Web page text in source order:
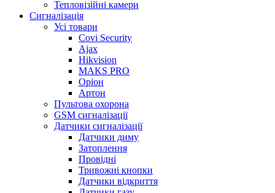
Тепловізійні камери
Cигналізація
Усі товари
Covi Security
Ajax
Hikvision
MAKS PRO
Оріон
Артон
Пультова охорона
GSM сигналізації
Датчики сигналізації
Датчики диму
Затоплення
Провідні
Тривожні кнопки
Датчики відкриття